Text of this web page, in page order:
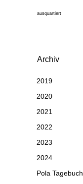
ausquartiert
Archiv
2019
2020
2021
2022
2023
2024
Pola Tagebuch